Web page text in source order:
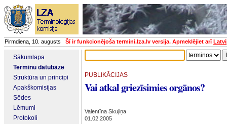
Pirmdiena, 10. augusts Šī ir funkcionējoša termini.lza.lv versija. Apmeklējiet arī
Sākumlapa
Terminu datubāze
Struktūra un principi
Apakškomisijas
Sēdes
Lēmumi
Protokoli
PUBLIKĀCIJAS
Vai atkal griezīsimies orgānos?
Valentīna Skujiņa
01.02.2005